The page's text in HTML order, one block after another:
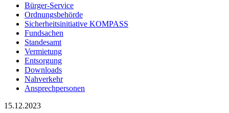
Bürger-Service
Ordnungsbehörde
Sicherheitsinitiative KOMPASS
Fundsachen
Standesamt
Vermietung
Entsorgung
Downloads
Nahverkehr
Ansprechpersonen
15.12.2023